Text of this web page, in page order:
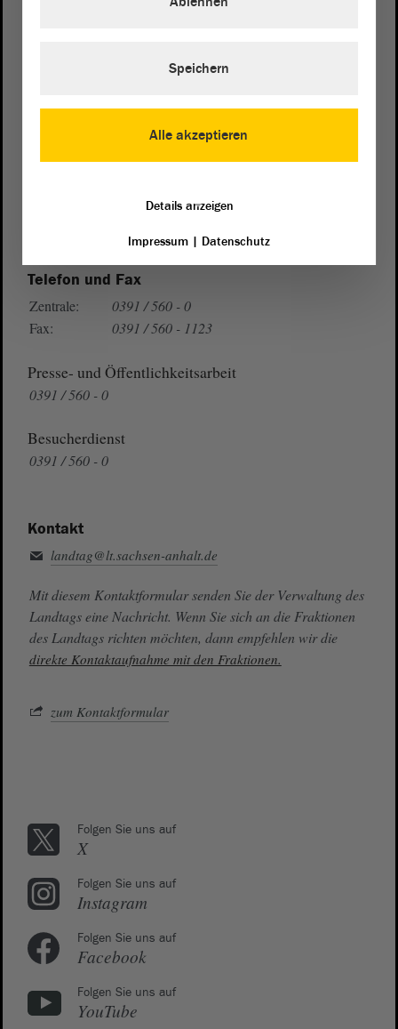
Landtagvon Sachsen-Anhalt
Wegbeschreibung
Telefon und Fax
Zentrale:
0391 / 560 - 0
Fax:
0391 / 560 - 1123
Presse- und Öffentlichkeitsarbeit
0391 / 560 - 0
Besucherdienst
0391 / 560 - 0
Kontakt
landtag@lt.sachsen-anhalt.de
Mit diesem Kontaktformular senden Sie der Verwaltung des
Landtags eine Nachricht. Wenn Sie sich an die Fraktionen
des Landtags richten möchten, dann empfehlen wir die
direkte Kontaktaufnahme mit den Fraktionen.
zum Kontaktformular
Folgen Sie uns auf
X
Folgen Sie uns auf
Instagram
Folgen Sie uns auf
Facebook
Folgen Sie uns auf
YouTube
Alle akzeptieren
Speichern
Details anzeigen
Impressum| Datenschutz